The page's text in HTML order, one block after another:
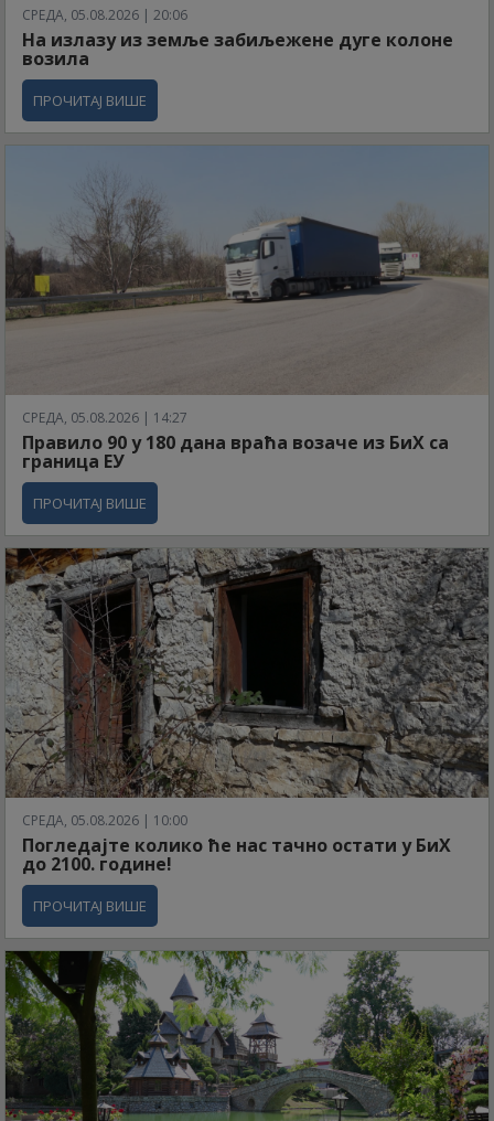
СРЕДА, 05.08.2026 | 20:06
На излазу из земље забиљежене дуге колоне
возила
ПРОЧИТАЈ ВИШЕ
СРЕДА, 05.08.2026 | 14:27
Правило 90 у 180 дана враћа возаче из БиХ са
граница ЕУ
ПРОЧИТАЈ ВИШЕ
СРЕДА, 05.08.2026 | 10:00
Погледајте колико ће нас тачно остати у БиХ
до 2100. године!
ПРОЧИТАЈ ВИШЕ